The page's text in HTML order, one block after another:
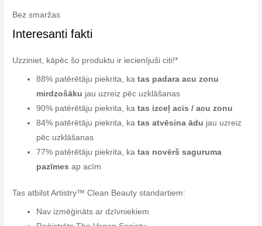
Bez smaržas
Interesanti fakti
Uzziniet, kāpēc šo produktu ir iecienījuši citi!*
88% patērētāju piekrita, katas padara acu zonu
mirdzošāku jau uzreiz pēc uzklāšanas
90% patērētāju piekrita, katas izceļ acis / acu zonu
84% patērētāju piekrita, katas atvēsina ādu jau uzreiz
pēc uzklāšanas
77% patērētāju piekrita, katas novērš saguruma
pazīmes ap acīm
Tas atbilst Artistry™ Clean Beauty standartiem:
Nav izmēģināts ar dzīvniekiem